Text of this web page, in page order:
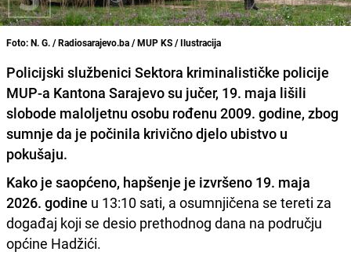
Foto: N. G. / Radiosarajevo.ba / MUP KS / Ilustracija
Policijski službenici Sektora kriminalističke policije
MUP-a Kantona Sarajevo su jučer, 19. maja lišili
slobode maloljetnu osobu rođenu 2009. godine, zbog
sumnje da je počinila krivično djelo ubistvo u
pokušaju.
Kako je saopćeno, hapšenje je izvršeno 19. maja
2026. godine u 13:10 sati, a osumnjičena se tereti za
događaj koji se desio prethodnog dana na području
općine Hadžići.